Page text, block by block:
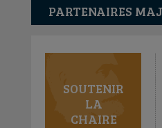
PARTENAIRES
SOUTENIR
LA
CHAIRE